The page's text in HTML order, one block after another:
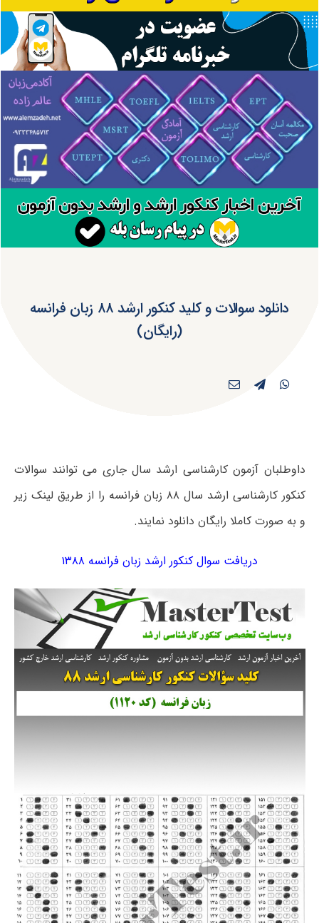
دانلود سوالات و کلید کنکور ارشد ۸۸ زبان فرانسه
(رایگان)
داوطلبان آزمون کارشناسی ارشد سال جاری می توانند سوالات
کنکور کارشناسی ارشد سال ۸۸ زبان فرانسه را از طریق لینک زیر
و به صورت کاملا رایگان دانلود نمایند.
دریافت سوال کنکور ارشد زبان فرانسه ۱۳۸۸